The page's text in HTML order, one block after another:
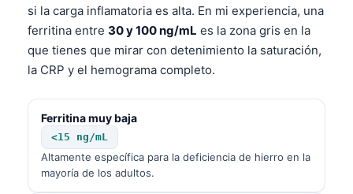
si la carga inflamatoria es alta. En mi experiencia, una
ferritina entre 30 y 100 ng/mL es la zona gris en la
que tienes que mirar con detenimiento la saturación,
la CRP y el hemograma completo.
Ferritina muy baja
<15 ng/mL
Altamente específica para la deficiencia de hierro en la
mayoría de los adultos.